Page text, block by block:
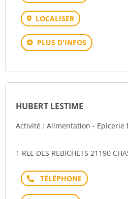
LOCALISER
PLUS D'INFOS
HUBERT LESTIME
Activité : Alimentation - Epicerie
1 RLE DES REBICHETS 21190
Téléphone